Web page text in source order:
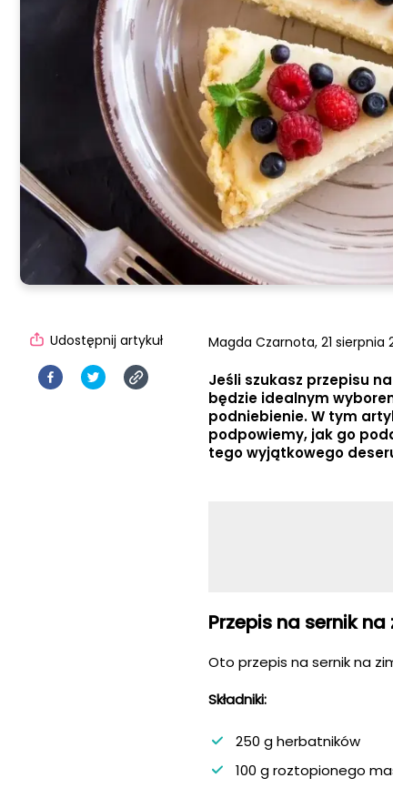
Magda Czarnota, 21 sierpnia
Jeśli szukasz przepisu
będzie idealnym
podniebienie. W tym
podpowiemy, jak go
tego wyjątkowego
Przepis na sernik
Oto przepis na sernik na
Składniki:
250 g herbatników
100 g roztopionego
Udostępnij artykuł